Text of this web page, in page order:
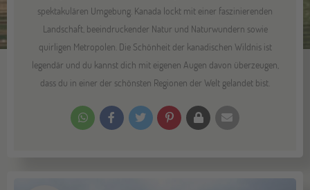
spektakulären Umgebung. Kanada lockt mit einer faszinierenden
Landschaft, beeindruckender Natur und Naturwundern sowie
quirligen Metropolen. Die Schönheit der kanadischen Wildnis ist
legendär und du kannst dich mit eigenen Augen davon überzeugen,
dass du in einer der schönsten Regionen der Welt gelandet bist.